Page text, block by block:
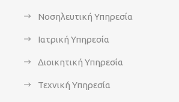
Νοσηλευτική Υπηρεσία
Ιατρική Υπηρεσία
Διοικητική Υπηρεσία
Τεχνική Υπηρεσία